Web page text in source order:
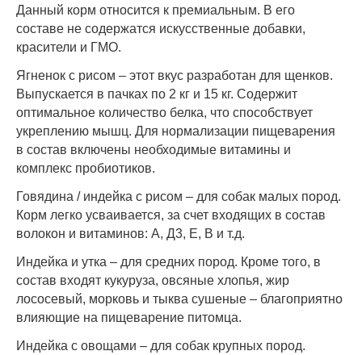
Данный корм относится к премиальным. В его
составе не содержатся искусственные добавки,
красители и ГМО.
Ягненок с рисом – этот вкус разработан для щенков.
Выпускается в пачках по 2 кг и 15 кг. Содержит
оптимальное количество белка, что способствует
укреплению мышц. Для нормализации пищеварения
в состав включены необходимые витамины и
комплекс пробиотиков.
Говядина / индейка с рисом – для собак малых пород.
Корм легко усваивается, за счет входящих в состав
волокон и витаминов: А, Д3, Е, В и т.д.
Индейка и утка – для средних пород. Кроме того, в
состав входят кукуруза, овсяные хлопья, жир
лососевый, морковь и тыква сушеные – благоприятно
влияющие на пищеварение питомца.
Индейка с овощами – для собак крупных пород.